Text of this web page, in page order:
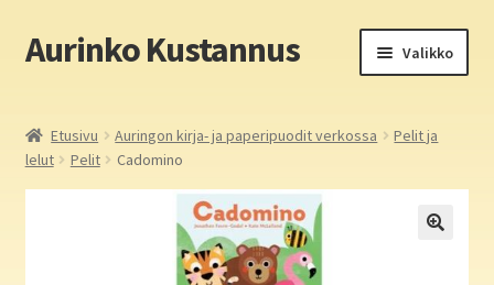
Siirry
navigointiin
Siirry
sisältöön
Aurinko Kustannus Valikko
Yritys
Etusivu Auringon kirja- ja paperipuodit verkossa
Pelit ja
lelut
Pelit Cadomino